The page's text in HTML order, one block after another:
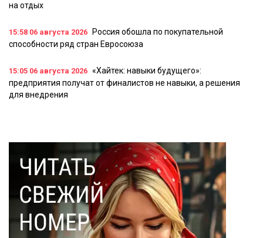
на отдых
15:58 06 августа 2026
Россия обошла по покупательной
способности ряд стран Евросоюза
15:05 06 августа 2026 «Хайтек: навыки будущего»:
предприятия получат от финалистов не навыки, а решения
для внедрения